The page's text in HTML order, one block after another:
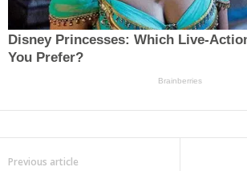
Previous article